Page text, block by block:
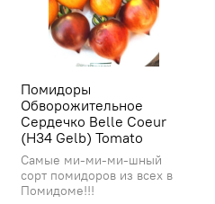
Помидоры
Обворожительное
Сердечко Belle Coeur
(H34 Gelb) Tomato
Самые ми-ми-ми-шный
сорт помидоров из всех в
Помидоме!!!